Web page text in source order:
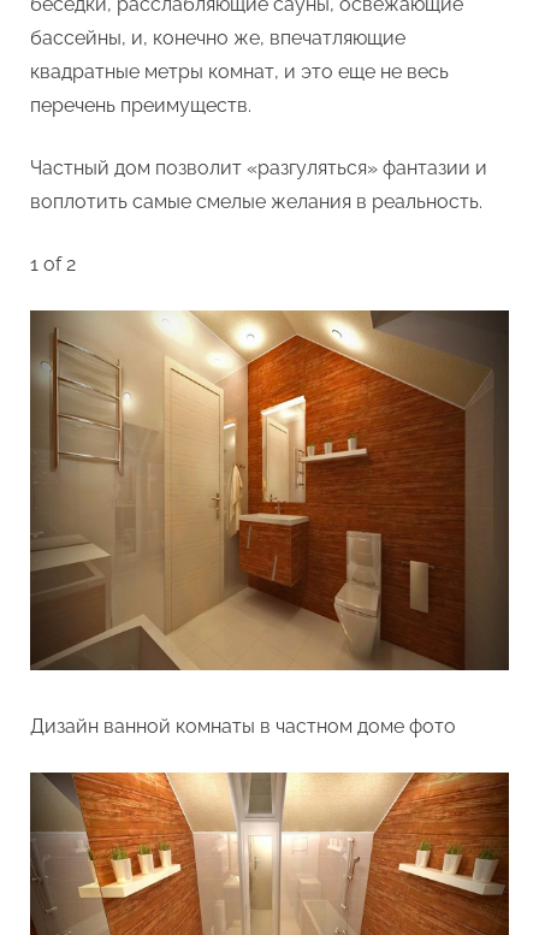
беседки, расслабляющие сауны, освежающие
бассейны, и, конечно же, впечатляющие
квадратные метры комнат, и это еще не весь
перечень преимуществ.
Частный дом позволит «разгуляться» фантазии и
воплотить самые смелые желания в реальность.
1 of 2
Дизайн ванной комнаты в частном доме фото